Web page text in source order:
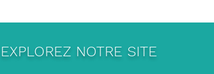
EXPLOREZ NOTRE SITE